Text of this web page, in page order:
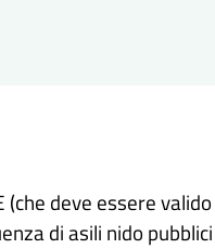
deve essere
di asili nido